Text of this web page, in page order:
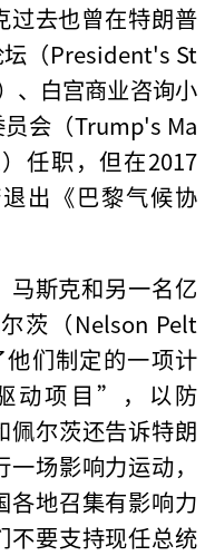
过去也曾在特朗普
（President's St
、白宫商业咨询小
会（Trump's Ma
任职，但在2017
出《巴黎气候协
马斯克和另一名亿
茨（Nelson Pelt
们制定的一项计
动项目”，以防
尔茨还告诉特朗
场影响力运动，
各地召集有影响力
不要支持现任总统